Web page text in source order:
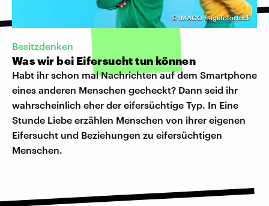
© IMAGO / agefotostock
Besitzdenken
Was wir bei Eifersucht tun können
Habt ihr schon mal Nachrichten auf dem Smartphone
eines anderen Menschen gecheckt? Dann seid ihr
wahrscheinlich eher der eifersüchtige Typ. In Eine
Stunde Liebe erzählen Menschen von ihrer eigenen
Eifersucht und Beziehungen zu eifersüchtigen
Menschen.